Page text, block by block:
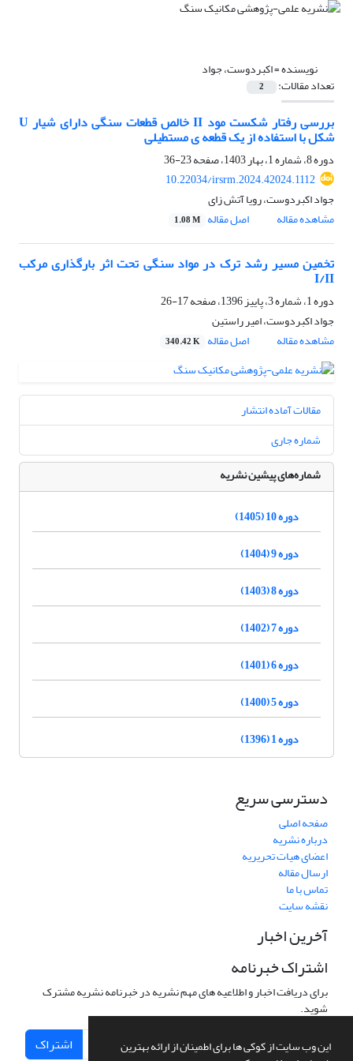
این وب سایت از کوکی ها برای اطمینان از ارائه بهترین
نویسنده =اکبردوست، جواد
تعداد مقالات: 2
بررسی رفتار شکست مود II خالص قطعات سنگی دارای شیار U
شکل با استفاده از یک قطعه ی مستطیلی
دوره 8، شماره 1، بهار 1403، صفحه
23-36
10.22034/irsrm.2024.42024.1112
جواد اکبردوست، رویا آتش زای
مشاهده مقاله
اصل مقاله 1.08 M
تخمین مسیر رشد ترک در مواد سنگی تحت اثر بارگذاری مرکب
I/II
دوره 1، شماره 3، پاییز 1396، صفحه
17-26
جواد اکبردوست، امیر راستین
مشاهده مقاله
اصل مقاله 340.42 K
مقالات آماده انتشار
شماره جاری
شماره‌های پیشین نشریه
دوره 10 (1405)
دوره 9 (1404)
دوره 8 (1403)
دوره 7 (1402)
دوره 6 (1401)
دوره 5 (1400)
دوره 1 (1396)
دسترسی سریع
صفحه اصلی
درباره نشریه
اعضای هیات تحریریه
ارسال مقاله
تماس با ما
نقشه سایت
آخرین اخبار
اشتراک خبرنامه
برای دریافت اخبار و اطلاعیه های مهم نشریه در خبرنامه نشریه مشترک
شوید.
اشتراک